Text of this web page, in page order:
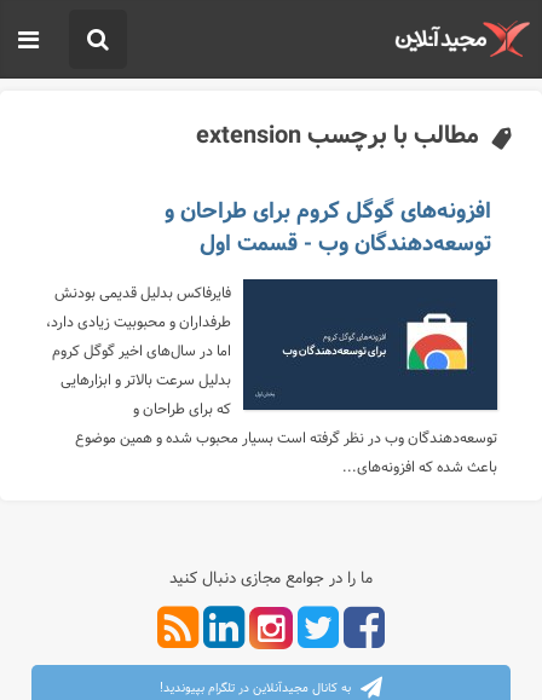
مطالب با برچسب extension
افزونه‌های گوگل کروم برای طراحان و
توسعه‌دهندگان وب - قسمت اول
فایرفاکس بدلیل قدیمی بودنش
طرفداران و محبوبیت زیادی دارد،
اما در سال‌های اخیر گوگل کروم
بدلیل سرعت بالاتر و ابزارهایی
که برای طراحان و
توسعه‌دهندگان وب در نظر گرفته است بسیار محبوب شده و همین موضوع
باعث شده که افزونه‌های...
ما را در جوامع مجازی دنبال کنید
به کانال مجیدآنلاین در تلگرام بپیوندید!